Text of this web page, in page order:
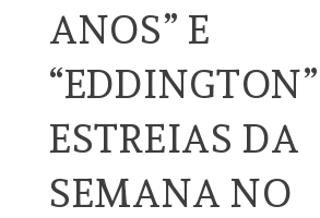
ANOS” E
ESTREIAS DA
SEMANA NO